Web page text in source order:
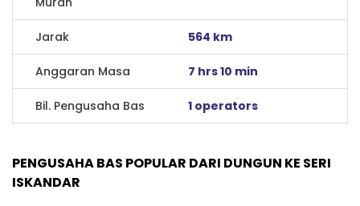
Jarak 564 km
Anggaran Masa 7 hrs 10 min
Bil. Pengusaha Bas 1 operators
PENGUSAHA BAS POPULAR DARI DUNGUN KE SERI
ISKANDAR